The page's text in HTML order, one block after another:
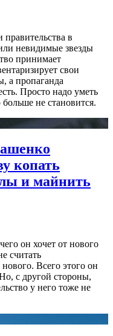
в
невидимые звезды
принимает
свои
а пропаганда
Просто надо уметь
не становится.
копать
и майнить
он хочет от нового
считать
Всего этого он
с другой стороны,
у него тоже не